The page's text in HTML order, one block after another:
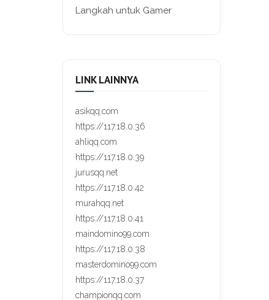
Langkah untuk Gamer
LINK LAINNYA
asikqq.com
https://117.18.0.36
ahliqq.com
https://117.18.0.39
jurusqq.net
https://117.18.0.42
murahqq.net
https://117.18.0.41
maindomino99.com
https://117.18.0.38
masterdomino99.com
https://117.18.0.37
championqq.com